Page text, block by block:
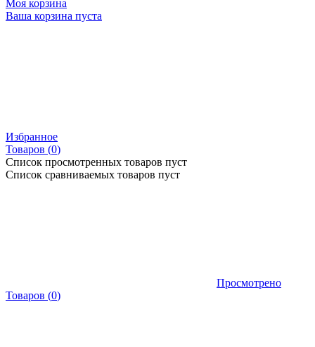
Моя корзина
Ваша корзина пуста
Избранное
Товаров (0)
Список просмотренных товаров пуст
Список сравниваемых товаров пуст
Просмотрено
Товаров (0)